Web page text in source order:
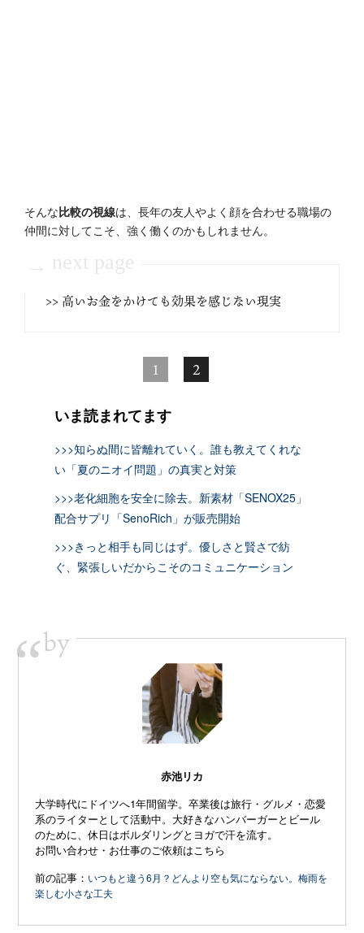
そんな比較の視線は、長年の友人やよく顔を合わせる職場の
仲間に対してこそ、強く働くのかもしれません。
>> 高いお金をかけても効果を感じない現実
1 2
いま読まれてます
>>>知らぬ間に皆離れていく。誰も教えてくれな
い「夏のニオイ問題」の真実と対策
>>>老化細胞を安全に除去。新素材「SENOX25」
配合サプリ「SenoRich」が販売開始
>>>きっと相手も同じはず。優しさと賢さで紡
ぐ、緊張しいだからこそのコミュニケーション
“by
赤池リカ
大学時代にドイツへ1年間留学。卒業後は旅行・グルメ・恋愛
系のライターとして活動中。大好きなハンバーガーとビール
のために、休日はボルダリングとヨガで汗を流す。
お問い合わせ・お仕事のご依頼はこちら
前の記事： いつもと違う6月？どんより空も気にならない。梅雨を
楽しむ小さな工夫